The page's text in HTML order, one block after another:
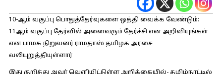
10-ஆம் வகுப்பு பொதுத்தேர்வுகளை ஒத்தி வைக்க வேண்டும்:
11ஆம் வகுப்பு தேர்வில் அனைவரும் தேர்ச்சி என அறிவியுங்கள்
என பாமக நிறுவனர் ராமதாஸ் தமிழக அரசை
வலியுறுத்தியுள்ளார்
இது குறித்து அவர் வெளியிட்டுள்ள அறிக்கையில்- தமிழ்நாட்டில்